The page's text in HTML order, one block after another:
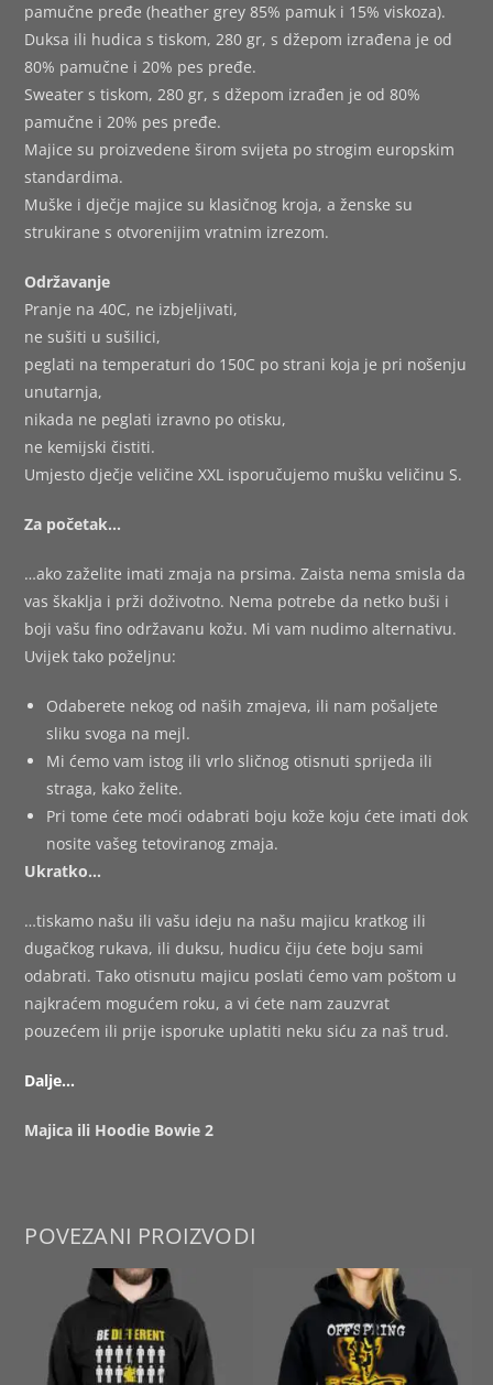
pamučne pređe (heather grey 85% pamuk i 15% viskoza).
Duksa ili hudica s tiskom, 280 gr, s džepom izrađena je od
80% pamučne i 20% pes pređe.
Sweater s tiskom, 280 gr, s džepom izrađen je od 80%
pamučne i 20% pes pređe.
Majice su proizvedene širom svijeta po strogim europskim
standardima.
Muške i dječje majice su klasičnog kroja, a ženske su
strukirane s otvorenijim vratnim izrezom.
Održavanje
Pranje na 40C, ne izbjeljivati,
ne sušiti u sušilici,
peglati na temperaturi do 150C po strani koja je pri nošenju
unutarnja,
nikada ne peglati izravno po otisku,
ne kemijski čistiti.
Umjesto dječje veličine XXL isporučujemo mušku veličinu S.
Za početak…
…ako zaželite imati zmaja na prsima. Zaista nema smisla da
vas škaklja i prži doživotno. Nema potrebe da netko buši i
boji vašu fino održavanu kožu. Mi vam nudimo alternativu.
Uvijek tako poželjnu:
Odaberete nekog od naših zmajeva, ili nam pošaljete
sliku svoga na mejl.
Mi ćemo vam istog ili vrlo sličnog otisnuti sprijeda ili
straga, kako želite.
Pri tome ćete moći odabrati boju kože koju ćete imati dok
nosite vašeg tetoviranog zmaja.
Ukratko…
…tiskamo našu ili vašu ideju na našu majicu kratkog ili
dugačkog rukava, ili duksu, hudicu čiju ćete boju sami
odabrati. Tako otisnutu majicu poslati ćemo vam poštom u
najkraćem mogućem roku, a vi ćete nam zauzvrat
pouzećem ili prije isporuke uplatiti neku siću za naš trud.
Dalje…
Majica ili Hoodie Bowie 2
POVEZANI PROIZVODI